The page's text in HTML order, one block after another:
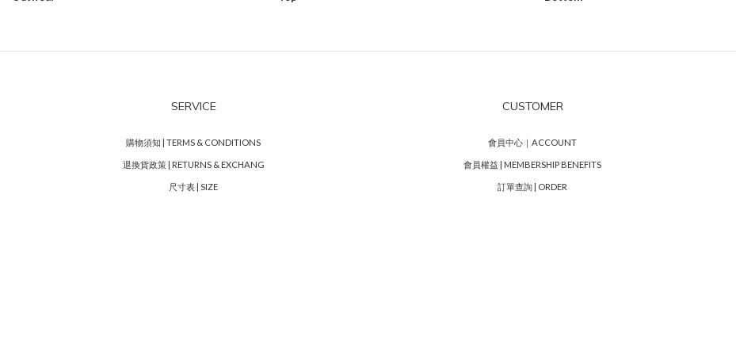
SERVICE
購物須知 | TERMS & CONDITIONS
退換貨政策 | RETURNS & EXCHANG
尺寸表 | SIZE
CUSTOMER
會員中心｜ACCOUNT
會員權益 | MEMBERSHIP BENEFITS
訂單查詢 | ORDER